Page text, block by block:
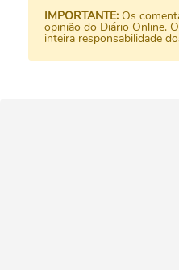
IMPORTANTE: Os
opinião do Diário Online.
inteira responsabilidade